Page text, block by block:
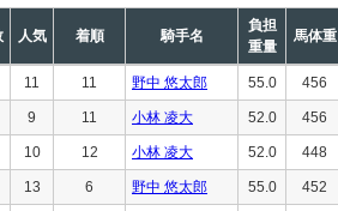
人気 着順 騎手名
負担
重量
馬体重
11 11 野中 悠太郎 55.0 456
9 11 小林 凌大 52.0 456
10 12 小林 凌大 52.0 448
13 6 野中 悠太郎 55.0 452